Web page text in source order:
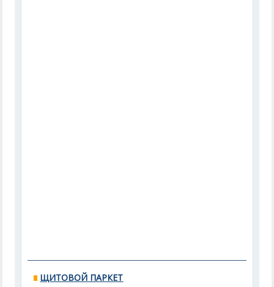
ЩИТОВОЙ ПАРКЕТ